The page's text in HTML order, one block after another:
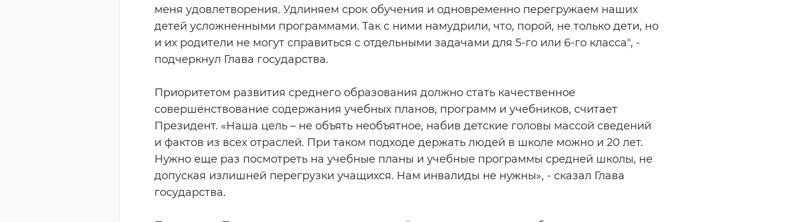
меня удовлетворения. Удлиняем срок обучения и одновременно перегружаем наших
детей усложненными программами. Так с ними намудрили, что, порой, не только дети, но
и их родители не могут справиться с отдельными задачами для 5-го или 6-го класса", -
подчеркнул Глава государства.
Приоритетом развития среднего образования должно стать качественное
совершенствование содержания учебных планов, программ и учебников, считает
Президент. «Наша цель – не объять необъятное, набив детские головы массой сведений
и фактов из всех отраслей. При таком подходе держать людей в школе можно и 20 лет.
Нужно еще раз посмотреть на учебные планы и учебные программы средней школы, не
допуская излишней перегрузки учащихся. Нам инвалиды не нужны», - сказал Глава
государства.